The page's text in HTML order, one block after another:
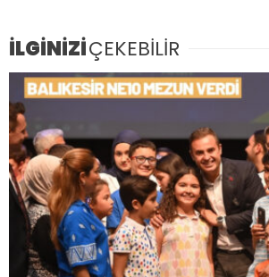
İLGİNİZİÇEKEBİLİR